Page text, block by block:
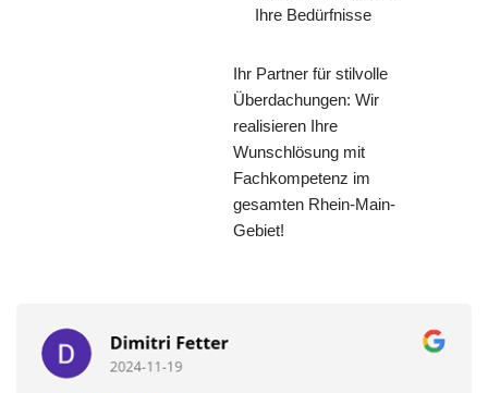
Ihre Bedürfnisse
Ihr Partner für stilvolle
Überdachungen: Wir
realisieren Ihre
Wunschlösung mit
Fachkompetenz im
gesamten Rhein-Main-
Gebiet!